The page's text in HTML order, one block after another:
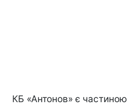
КБ «Антонов» є частиною